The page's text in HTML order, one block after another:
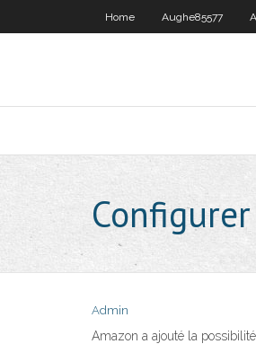
Home Aughe85577
Admin
Amazon a ajouté la